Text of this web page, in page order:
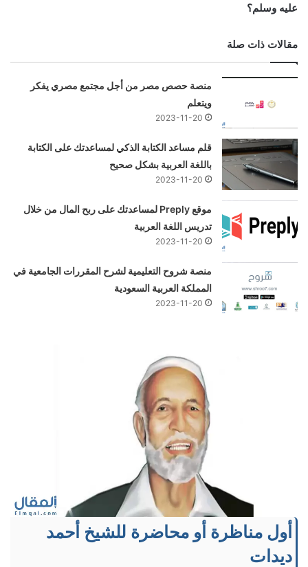
عليه وسلم؟
مقالات ذات صلة
منصة حصص مصر من أجل مجتمع مصري يفكر
ويتعلم
2023-11-20
قلم مساعد الكتابة الذكي لمساعدتك على الكتابة
باللغة العربية بشكل صحيح
2023-11-20
موقع Preply لمساعدتك على ربح المال من خلال
تدريس اللغة العربية
2023-11-20
منصة شروح التعليمية لشرح المقررات الجامعية في
المملكة العربية السعودية
2023-11-20
أول مناظرة أو محاضرة للشيخ أحمد
ديدات